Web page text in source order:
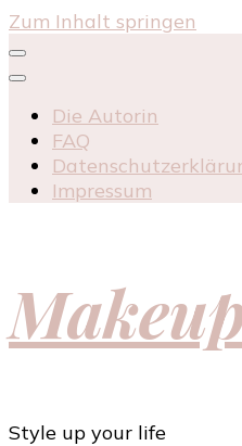
Zum Inhalt springen
Die Autorin
FAQ
Impressum
Style up your life